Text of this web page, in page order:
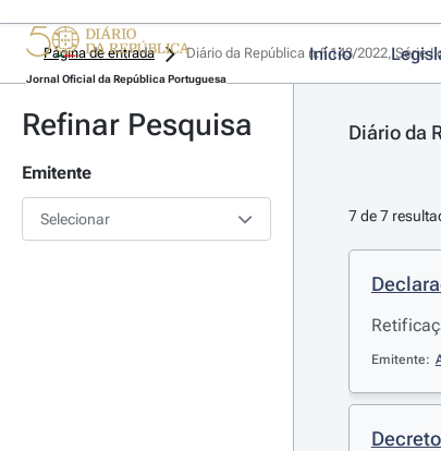
Jornal Oficial da República Portuguesa
Início
Página de entrada Diário da República n.º 143/2022, Série I
Refinar Pesquisa
Emitente
Selecionar
Diário da
7 de 7
Emitente: